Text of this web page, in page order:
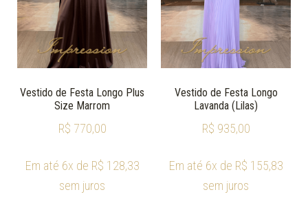
Vestido de Festa Longo Plus
Size Marrom
R$ 770,00
Em até 6x de R$ 128,33
sem juros
Vestido de Festa Longo
Lavanda (Lilas)
R$ 935,00
Em até 6x de R$ 155,83
sem juros